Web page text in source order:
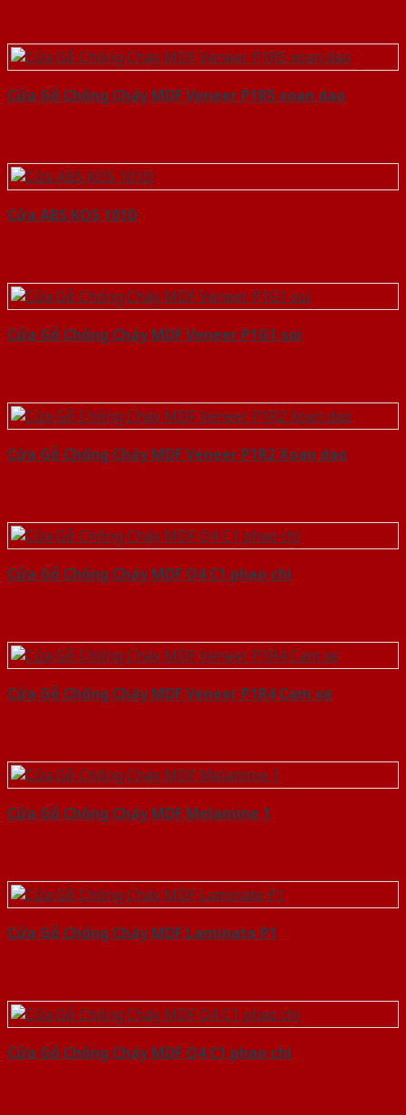
Cửa Gỗ Chống Cháy MDF Veneer P1R5 xoan dao
Cửa ABS KOS 101D
Cửa Gỗ Chống Cháy MDF Veneer P1G1 soi
Cửa Gỗ Chống Cháy MDF Veneer P1R2 Xoan dao
Cửa Gỗ Chống Cháy MDF O4 C1 phao chi
Cửa Gỗ Chống Cháy MDF Veneer P1R4 Cam xe
Cửa Gỗ Chống Cháy MDF Melamine 1
Cửa Gỗ Chống Cháy MDF Laminate P1
Cửa Gỗ Chống Cháy MDF O4 C1 phao chi